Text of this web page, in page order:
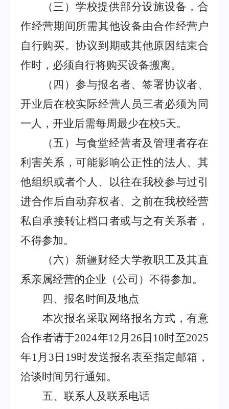
（三）学校提供部分设施设备，合
作经营期间所需其他设备由合作经营户
自行购买。协议到期或其他原因结束合
作时，必须自行将购买设备搬离。
（四）参与报名者、签署协议者、
开业后在校实际经营人员三者必须为同
一人，开业后需每周最少在校5天。
（五）与食堂经营者及管理者存在
利害关系，可能影响公正性的法人、其
他组织或者个人、以往在我校参与过引
进合作后自动弃权者、之前在我校经营
私自承接转让档口者或与之有关系者，
不得参加。
（六）新疆财经大学教职工及其直
系亲属经营的企业（公司）不得参加。
四、报名时间及地点
本次报名采取网络报名方式，有意
合作者请于2024年12月 26 日 10时至2025
年1月 3 日 19时发送报名表至指定邮箱，
洽谈时间另行通知。
五、联系人及联系电话